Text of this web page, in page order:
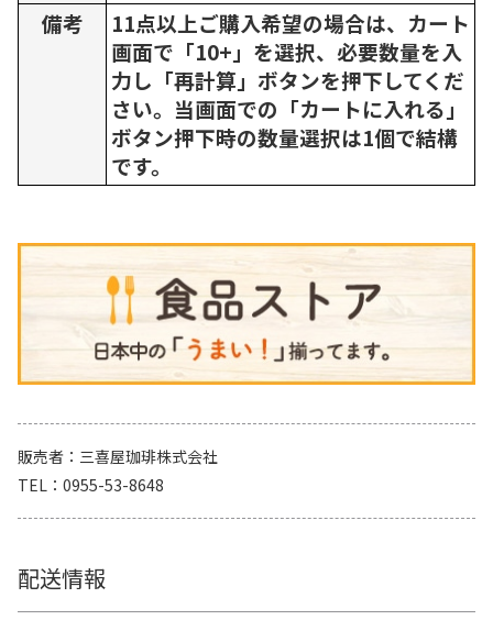
備考
11点以上ご購入希望の場合は、カート
画面で「10+」を選択、必要数量を入
力し「再計算」ボタンを押下してくだ
さい。当画面での「カートに入れる」
ボタン押下時の数量選択は1個で結構
です。
販売者
三喜屋珈琲株式会社
TEL
0955-53-8648
配送情報